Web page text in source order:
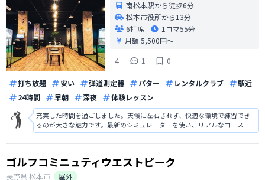
南松本駅から徒歩6分
松本市役所から13分
6打席
1コマ55分
月額 5,500円〜
4
1 0
打ち放題 安い 弾道測定器 パター レンタルクラブ
駅近
24時間
早朝 深夜 体験レッスン
充実した時間を過ごしました。天候に左右されず、快適な環境で練習でき
るのが大きな魅力です。最新のシミュレーターを使い、リアルなコース体
験ができるため、スイングやパッティングの感覚を磨くのに最適です。ま
た、プロのインストラクターによる指導も受けられ、技術向上に役立ちま
ゴルフコミニュティウエストピーク
長野県松本市
屋外